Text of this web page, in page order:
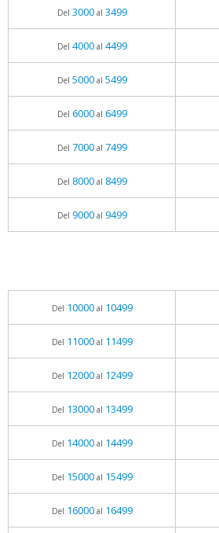
Del 3000al 3499
Del 4000al 4499
Del 5000al 5499
Del 6000al 6499
Del 7000al 7499
Del 8000al 8499
Del 9000al 9499
Del 10000al 10499
Del 11000al 11499
Del 12000al 12499
Del 13000al 13499
Del 14000al 14499
Del 15000al 15499
Del 16000al 16499